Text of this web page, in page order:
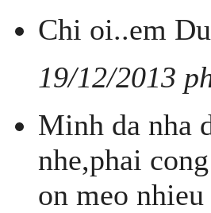
Chi oi..em
19/12/2013
Minh da nha
nhe,phai
on meo